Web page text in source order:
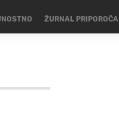
ŽURNAL PRIPOROČA